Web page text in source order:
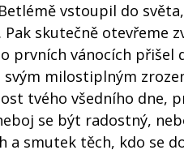
vstoupil do
skutečně otevřeme
prvních vánocích
milostiplným
tvého všedního dne,
se být radostný,
smutek těch, kdo se